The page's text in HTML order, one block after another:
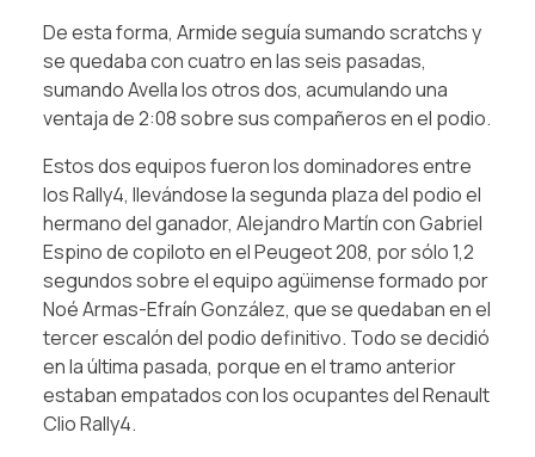
De esta forma, Armide seguía sumando scratchs y
se quedaba con cuatro en las seis pasadas,
sumando Avella los otros dos, acumulando una
ventaja de 2:08 sobre sus compañeros en el podio.
Estos dos equipos fueron los dominadores entre
los Rally4, llevándose la segunda plaza del podio el
hermano del ganador, Alejandro Martín con Gabriel
Espino de copiloto en el Peugeot 208, por sólo 1,2
segundos sobre el equipo agüimense formado por
Noé Armas-Efraín González, que se quedaban en el
tercer escalón del podio definitivo. Todo se decidió
en la última pasada, porque en el tramo anterior
estaban empatados con los ocupantes del Renault
Clio Rally4.